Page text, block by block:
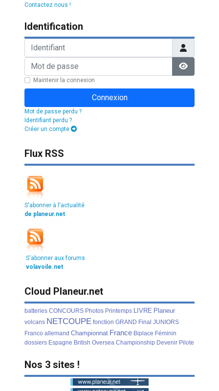
Contactez nous !
Identification
Afficher
Maintenir la connexion
Connexion
Mot de passe perdu ?
Identifiant perdu ?
Créer un compte
Flux RSS
S'abonner à l'actualité
de planeur.net
S'abonner aux forums
volavoile.net
Cloud Planeur.net
batteries CONCOURS Photos Printemps LIVRE Planeur
volcans NETCOUPE fonction GRAND Final JUNIORS
Franco allemand Championnat France Biplace Féminin
dossiers Espagne British Oversea Championship Devenir Pilote
Nos 3 sites !